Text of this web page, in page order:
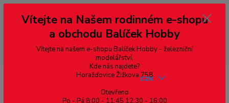
--- pro zákazníky ze Slovenska a jiných zemí, pokud chcete platit v eurech
přepněte si e-shop na euro 💶 pro přepočet měny - pravý horní roh ---
dobírky – pokud si z nějakého důvodu zásilku nevyzvednete, bude po
domluvě zaslána znovu s opětovnou platbou za poštovné, v opačném
případě bude zrušena a účet přidán na blacklist a rušeny následující
objednávky.
CZK
Vítejte na Našem rodinném e-shopu
a obchodu Balíček Hobby
Vítejte na našem e-shopu Balíček Hobby - železniční
modelářství.
Kde nás najdete?
Horažďovice Žižkova 758
Otevřeno
Po - Pá 8:00 - 11:45 12:30 - 16:00